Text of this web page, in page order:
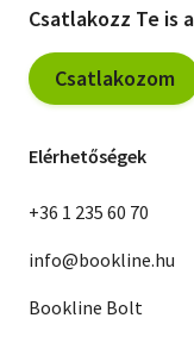
Csatlakozz Te is
Csatlakozom
Elérhetőségek
+36 1 235 60 70
info@bookline.hu
Bookline Bolt